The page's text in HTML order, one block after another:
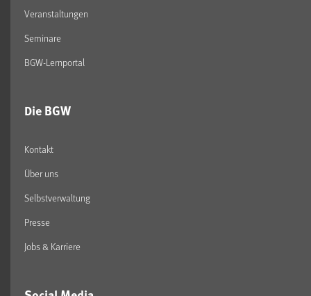
Veranstaltungen
Seminare
BGW-Lernportal
Die BGW
Kontakt
Über uns
Selbstverwaltung
Presse
Jobs & Karriere